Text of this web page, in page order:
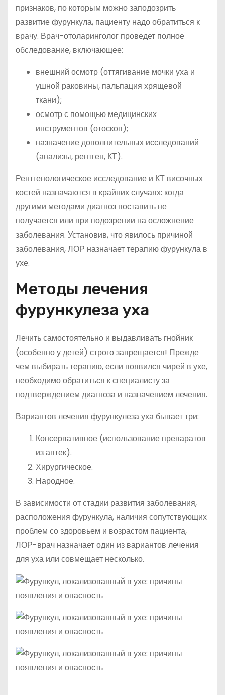
признаков, по которым можно заподозрить
развитие фурункула, пациенту надо обратиться к
врачу. Врач-отоларинголог проведет полное
обследование, включающее:
внешний осмотр (оттягивание мочки уха и
ушной раковины, пальпация хрящевой
ткани);
осмотр с помощью медицинских
инструментов (отоскоп);
назначение дополнительных исследований
(анализы, рентген, КТ).
Рентгенологическое исследование и КТ височных
костей назначаются в крайних случаях: когда
другими методами диагноз поставить не
получается или при подозрении на осложнение
заболевания. Установив, что явилось причиной
заболевания, ЛОР назначает терапию фурункула в
ухе.
Методы лечения
фурункулеза уха
Лечить самостоятельно и выдавливать гнойник
(особенно у детей) строго запрещается! Прежде
чем выбирать терапию, если появился чирей в ухе,
необходимо обратиться к специалисту за
подтверждением диагноза и назначением лечения.
Вариантов лечения фурункулеза уха бывает три:
Консервативное (использование препаратов
из аптек).
Хирургическое.
Народное.
В зависимости от стадии развития заболевания,
расположения фурункула, наличия сопутствующих
проблем со здоровьем и возрастом пациента,
ЛОР-врач назначает один из вариантов лечения
для уха или совмещает несколько.